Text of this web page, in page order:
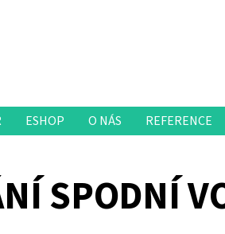
ESHOP O NÁS REFERENCE
SPODNÍ